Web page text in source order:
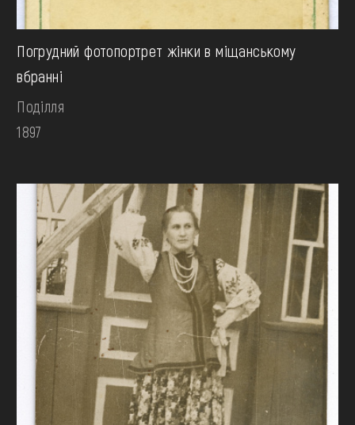
Погрудний фотопортрет жінки в міщанському
вбранні
Поділля
1897